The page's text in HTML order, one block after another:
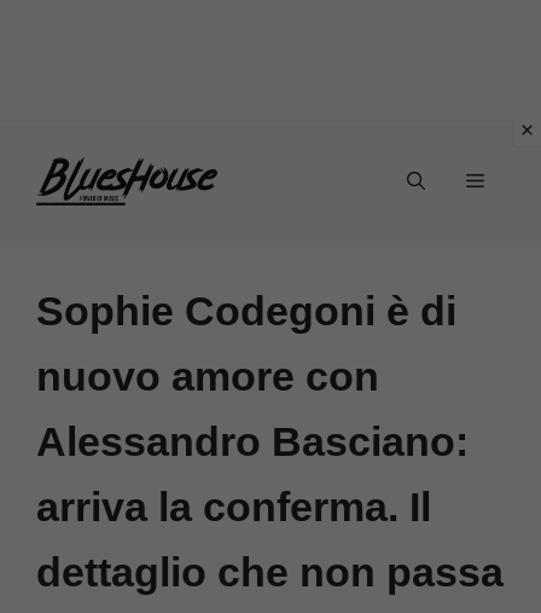
Menu
Sophie Codegoni è di
nuovo amore con
Alessandro Basciano:
arriva la conferma. Il
dettaglio che non passa